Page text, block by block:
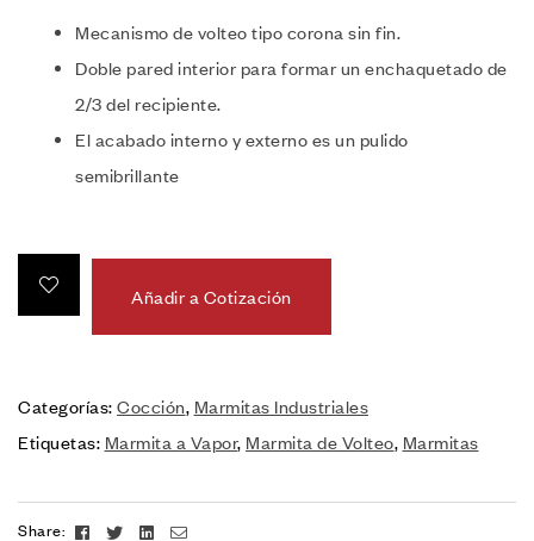
Mecanismo de volteo tipo corona sin fin.
Doble pared interior para formar un enchaquetado de
2/3 del recipiente.
El acabado interno y externo es un pulido
semibrillante
Añadir a Cotización
Categorías: Cocción, Marmitas Industriales
Etiquetas: Marmita a Vapor, Marmita de Volteo, Marmitas
Share: FacebookTwitterLinkedin
Email